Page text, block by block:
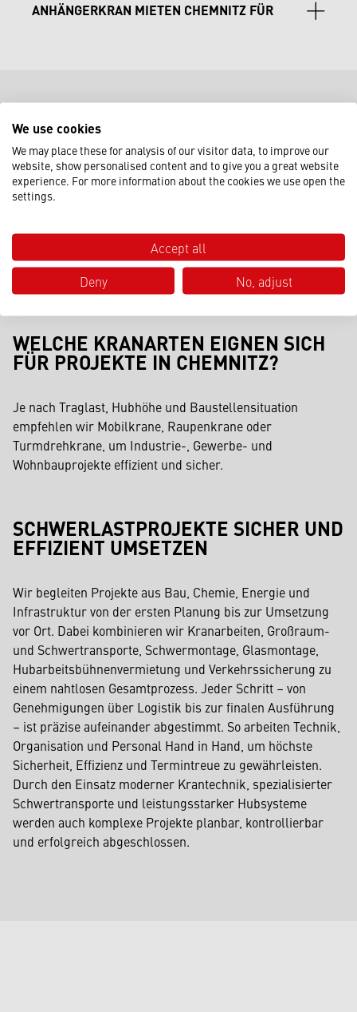
– besonders im Maschinen- und Anlagenbau.
Kompakte Minikrane eignen sich ideal für
ANHÄNGERKRAN MIETEN CHEMNITZ FÜR
für Zulieferbetriebe der regionalen Industrie.
HÄUFIG GESTELLTE FRAGEN
ZUR KRANVERMIETUNG
In Chemnitz beantworten wir Ihre wichtigsten Fragen rund
ums Kran mieten und unsere ergänzenden
wir verschaffen Ihnen einen umfassenden Überblick über
unsere Leistungen. Unser Team steht Ihnen bei weiteren
Fragen jederzeit persönlich zur Verfügung.
WELCHE KRANARTEN EIGNEN SICH
FÜR PROJEKTE IN CHEMNITZ?
Je nach Traglast, Hubhöhe und Baustellensituation
empfehlen wir Mobilkrane, Raupenkrane oder
Turmdrehkrane, um Industrie-, Gewerbe- und
Wohnbauprojekte effizient und sicher.
SCHWERLASTPROJEKTE SICHER UND
EFFIZIENT UMSETZEN
Wir begleiten Projekte aus Bau, Chemie, Energie und
Infrastruktur von der ersten Planung bis zur Umsetzung
vor Ort. Dabei kombinieren wir Kranarbeiten, Großraum-
und Schwertransporte, Schwermontage, Glasmontage,
Hubarbeitsbühnenvermietung und Verkehrssicherung zu
einem nahtlosen Gesamtprozess. Jeder Schritt – von
Genehmigungen über Logistik bis zur finalen Ausführung
– ist präzise aufeinander abgestimmt. So arbeiten Technik,
Organisation und Personal Hand in Hand, um höchste
Sicherheit, Effizienz und Termintreue zu gewährleisten.
Durch den Einsatz moderner Krantechnik, spezialisierter
Schwertransporte und leistungsstarker Hubsysteme
werden auch komplexe Projekte planbar, kontrollierbar
und erfolgreich abgeschlossen.
We use cookies
We may place these for analysis of our visitor data, to improve our
website, show personalised content and to give you a great website
experience. For more information about the cookies we use open the
settings.
Accept all
Deny
No, adjust